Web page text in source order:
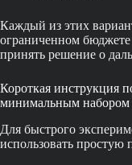
Каждый из этих
ограниченном бюджете
принять решение о
Короткая инструкция
минимальным набором
Для быстрого
использовать простую